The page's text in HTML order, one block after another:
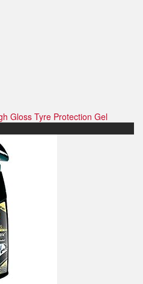
Gloss Tyre Protection Gel